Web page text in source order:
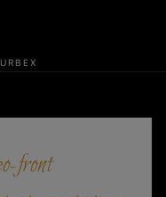
front